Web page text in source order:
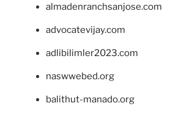
almadenranchsanjose.com
advocatevijay.com
adlibilimler2023.com
naswwebed.org
balithut-manado.org